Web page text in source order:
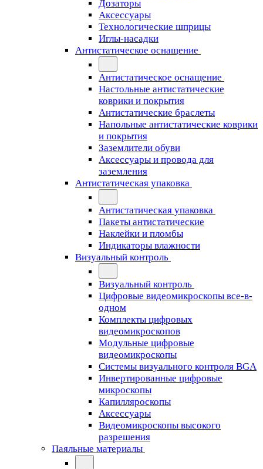
Дозаторы
Аксессуары
Технологические шприцы
Иглы-насадки
Антистатическое оснащение
Антистатическое оснащение
Настольные антистатические
коврики и покрытия
Антистатические браслеты
Напольные антистатические коврики
и покрытия
Заземлители обуви
Аксессуары и провода для
заземления
Антистатическая упаковка
Антистатическая упаковка
Пакеты антистатические
Наклейки и пломбы
Индикаторы влажности
Визуальный контроль
Визуальный контроль
Цифровые видеомикроскопы все-в-
одном
Комплекты цифровых
видеомикроскопов
Модульные цифровые
видеомикроскопы
Cистемы визуального контроля BGA
Инвертированные цифровые
микроскопы
Капилляроскопы
Аксессуары
Видеомикроскопы высокого
разрешения
Паяльные материалы